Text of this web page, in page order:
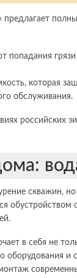
которая
обслуживания.
российских
скважин,
обустройством
в себя не
и